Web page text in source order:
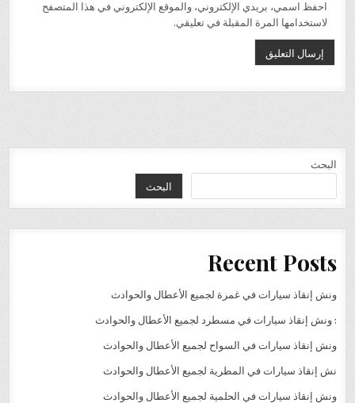
احفظ اسمي، بريدي الإلكتروني، والموقع الإلكتروني في هذا المتصفح
لاستخدامها المرة المقبلة في تعليقي.
البحث
البحث
Recent Posts
ونش إنقاذ سيارات في غمرة لجميع الأعطال والحوادث
: ونش إنقاذ سيارات في مسطرد لجميع الأعطال والحوادث
ونش إنقاذ سيارات في السواح لجميع الأعطال والحوادث
نش إنقاذ سيارات في المطرية لجميع الأعطال والحوادث
ونش إنقاذ سيارات في الحلمية لجميع الأعطال والحوادث